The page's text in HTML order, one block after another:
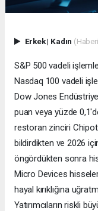
Erkek| Kadın
S&P 500 vadeli
Nasdaq 100 vadeli
Dow Jones
puan veya yüzde
restoran zinciri
bildirdikten ve 2026
öngördükten sonra
Micro Devices
hayal kırıklığına
Yatırımcıların riskli